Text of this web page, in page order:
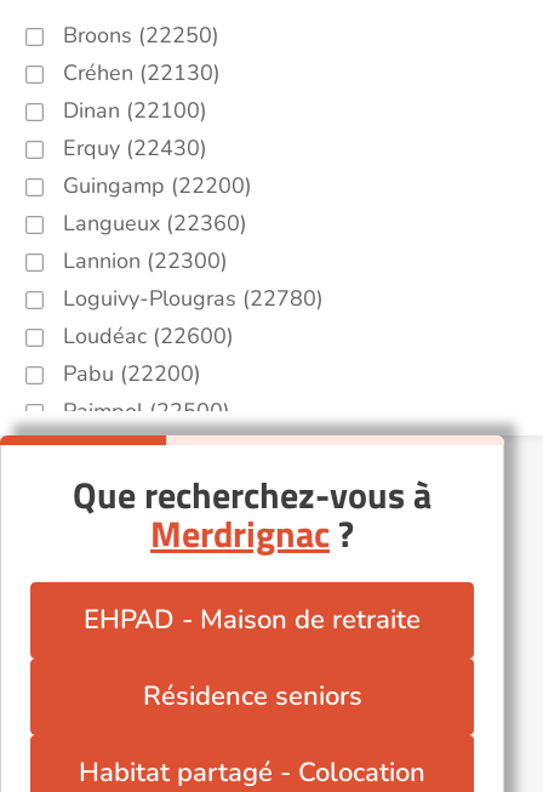
Broons (22250)
Créhen (22130)
Dinan (22100)
Erquy (22430)
Guingamp (22200)
Langueux (22360)
Lannion (22300)
Loguivy-Plougras (22780)
Loudéac (22600)
Pabu (22200)
Paimpol (22500)
Plestin-les-Grèves (22310)
Plouguenast (22150)
Plouha (22580)
Plérin (22190)
Rostrenen (22110)
Saint-Jacut-de-la-Mer (22750)
Que recherchez-vous à
Merdrignac?
EHPAD - Maison de retraite
Résidence seniors
Habitat partagé - Colocation